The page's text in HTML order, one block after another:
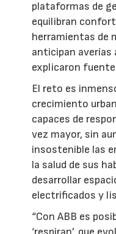
plataformas de
equilibran
herramientas de
anticipan averías
explicaron
El reto es
crecimiento
capaces de
vez mayor, sin
insostenible las
la salud de sus
desarrollar
electrificados y
“Con ABB es